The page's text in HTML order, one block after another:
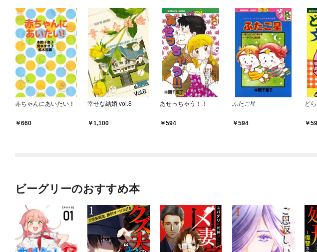
赤ちゃんにあいたい！
660
幸せな結婚 vol.8
1,100
あせっちゃう！！
594
ふたご星
594
ど
ビーグリーのおすすめ本